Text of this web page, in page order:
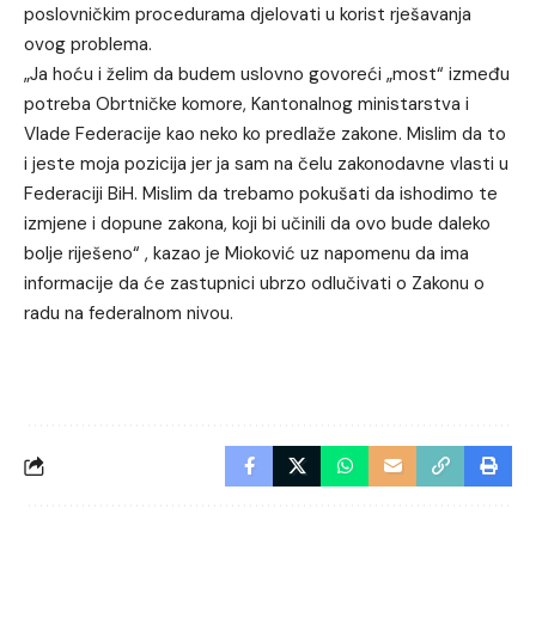
poslovničkim procedurama djelovati u korist rješavanja
ovog problema.
„Ja hoću i želim da budem uslovno govoreći „most“ između
potreba Obrtničke komore, Kantonalnog ministarstva i
Vlade Federacije kao neko ko predlaže zakone. Mislim da to
i jeste moja pozicija jer ja sam na čelu zakonodavne vlasti u
Federaciji BiH. Mislim da trebamo pokušati da ishodimo te
izmjene i dopune zakona, koji bi učinili da ovo bude daleko
bolje riješeno“ , kazao je Mioković uz napomenu da ima
informacije da će zastupnici ubrzo odlučivati o Zakonu o
radu na federalnom nivou.